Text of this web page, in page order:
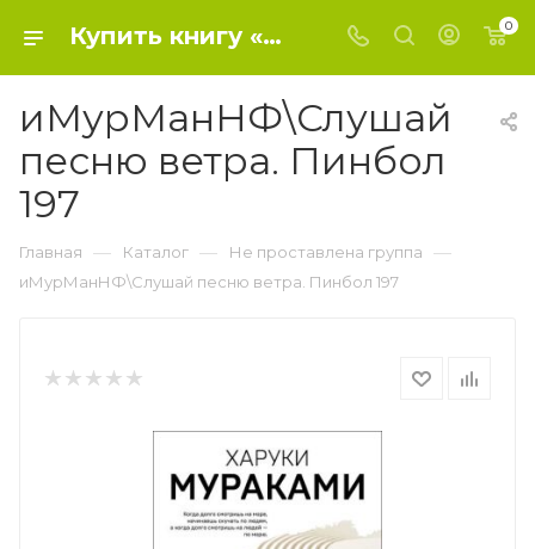
Купить книгу «иМурМанНФ\Слушай песню ветра. Пинбол 197» 2023, Мураками Х. - Не проставлена группа 0
иМурМанНФ\Слушай
песню ветра. Пинбол
197
Главная — Каталог — Не проставлена группа —
иМурМанНФ\Слушай песню ветра. Пинбол 197